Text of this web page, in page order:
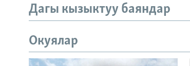
Дагы кызыктуу баяндар
Окуялар